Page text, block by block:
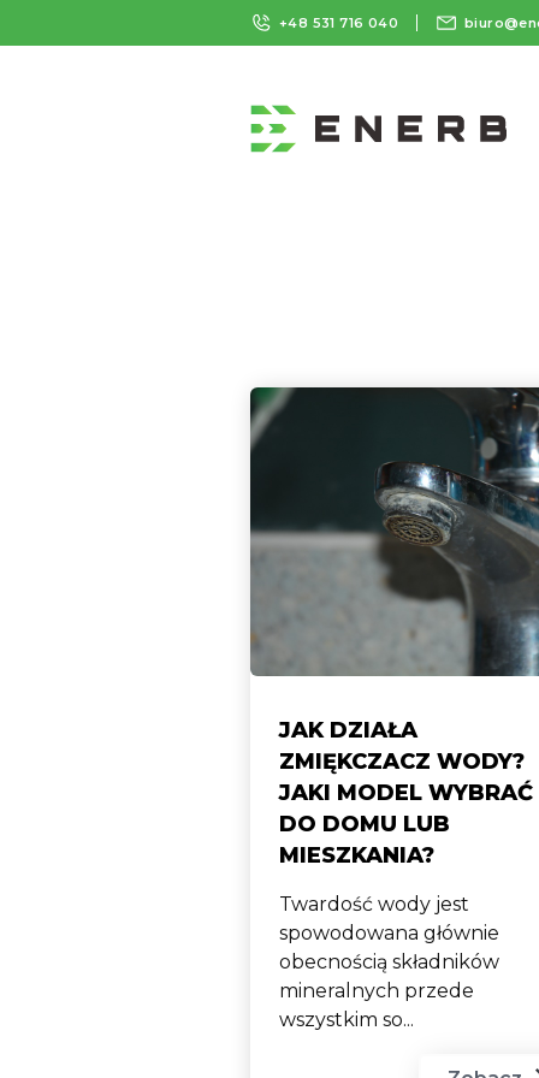
+48 531 716 040
JAK DZIAŁA
ZMIĘKCZACZ WODY?
JAKI MODEL WYBRAĆ
DO DOMU LUB
MIESZKANIA?
Twardość wody jest
spowodowana głównie
obecnością składników
mineralnych przede
wszystkim so...